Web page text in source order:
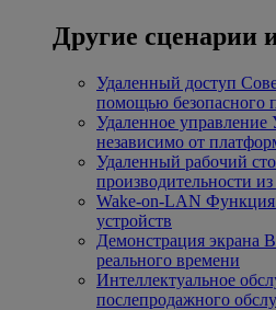
Другие сценарии
Удаленный доступ
помощью безопасного
Удаленное управление
независимо от
Удаленный рабочий
производительности
Wake-on-LAN Функция
устройств
Демонстрация экрана
реального времени
Интеллектуальное
послепродажного